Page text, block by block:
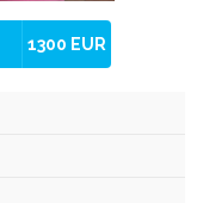
1300 EUR